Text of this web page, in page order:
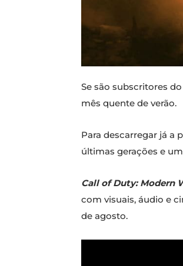
Se são subscritores
mês quente de verão.
Para descarregar já a
últimas gerações e
Call of Duty: Modern
com visuais, áudio e
de agosto.